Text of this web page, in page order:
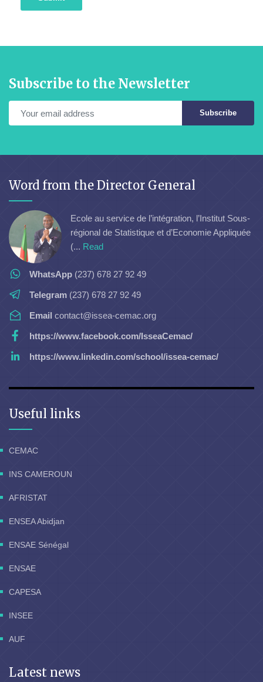
Subscribe to the Newsletter
Subscribe
Word from the Director General
Ecole au service de l’intégration, l’Institut Sous-
régional de Statistique et d’Economie Appliquée
(... Read
WhatsApp (237) 678 27 92 49
Telegram (237) 678 27 92 49
Email contact@issea-cemac.org
https://www.facebook.com/IsseaCemac/
https://www.linkedin.com/school/issea-cemac/
Useful links
CEMAC
INS CAMEROUN
AFRISTAT
ENSEA Abidjan
ENSAE Sénégal
ENSAE
CAPESA
INSEE
AUF
Latest news